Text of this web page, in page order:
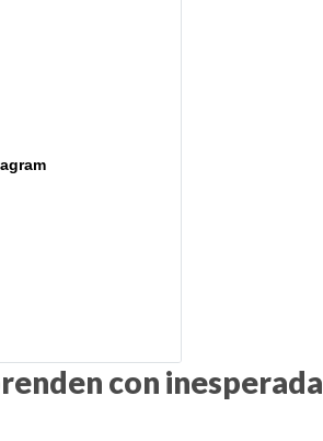
con inesperada